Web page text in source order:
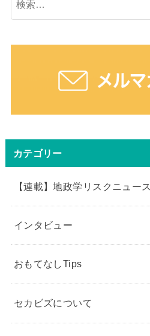
索:
カテゴリー
【連載】地政学リスクニュース
インタビュー
おもてなしTips
セカビズについて